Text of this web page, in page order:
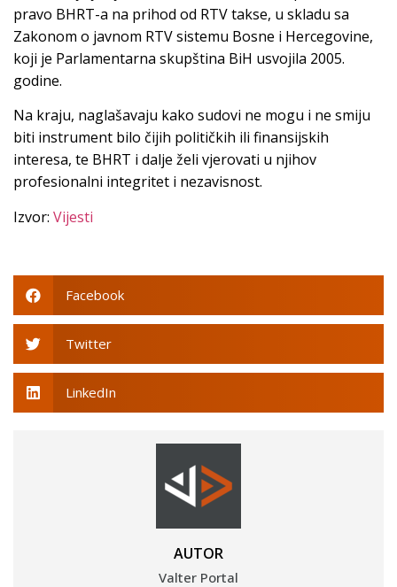
pravo BHRT-a na prihod od RTV takse, u skladu sa
Zakonom o javnom RTV sistemu Bosne i Hercegovine,
koji je Parlamentarna skupština BiH usvojila 2005.
godine.
Na kraju, naglašavaju kako sudovi ne mogu i ne smiju
biti instrument bilo čijih političkih ili finansijskih
interesa, te BHRT i dalje želi vjerovati u njihov
profesionalni integritet i nezavisnost.
Izvor: Vijesti
Facebook
Twitter
LinkedIn
AUTOR
Valter Portal